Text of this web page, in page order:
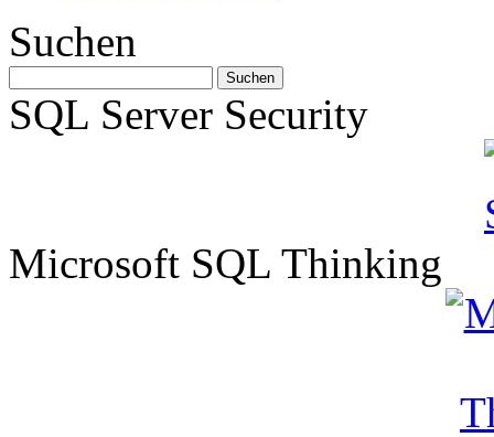
Suchen
SQL Server Security
Microsoft SQL Thinking